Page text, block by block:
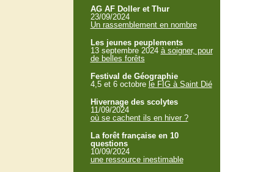
AG AF Doller et Thur
23/09/2024
Un rassemblement en nombre
Les jeunes peuplements
13 septembre 2024 à soigner, pour
de belles forêts
Festival de Géographie
4,5 et 6 octobre le FIG à Saint Dié
Hivernage des scolytes
11/09/2024
où se cachent ils en hiver ?
La forêt française en 10
questions
10/09/2024
une ressource inestimable